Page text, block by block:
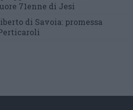
71enne di Jesi
di Savoia: promessa